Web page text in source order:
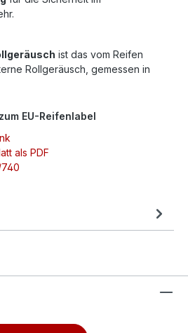
ist das vom Reifen
Rollgeräusch, gemessen in
EU-Reifenlabel
als PDF